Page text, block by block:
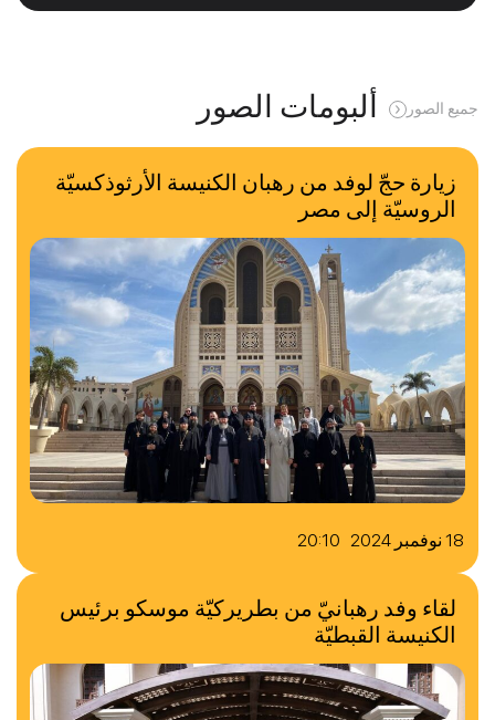
ألبومات الصور جميع الصور
18 نوفمبر 2024 20:10
زيارة حجّ لوفد من رهبان الكنيسة الأرثوذكسيّة
الروسيّة إلى مصر
لقاء وفد رهبانيّ من بطريركيّة موسكو برئيس
الكنيسة القبطيّة